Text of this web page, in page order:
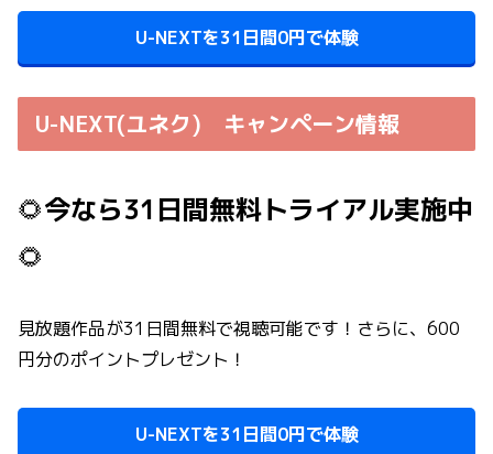
U-NEXTを31日間0円で体験
U-NEXT(ユネク) キャンペーン情報
🌻今なら31日間無料トライアル実施中
🌻
見放題作品が31日間無料で視聴可能です！さらに、600
円分のポイントプレゼント！
U-NEXTを31日間0円で体験